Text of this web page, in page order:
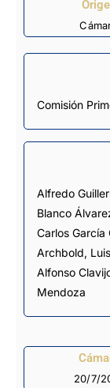
Comisión
Alfredo
Blanco
Carlos García
Archbold,
Alfonso
Mendoza
20/7/